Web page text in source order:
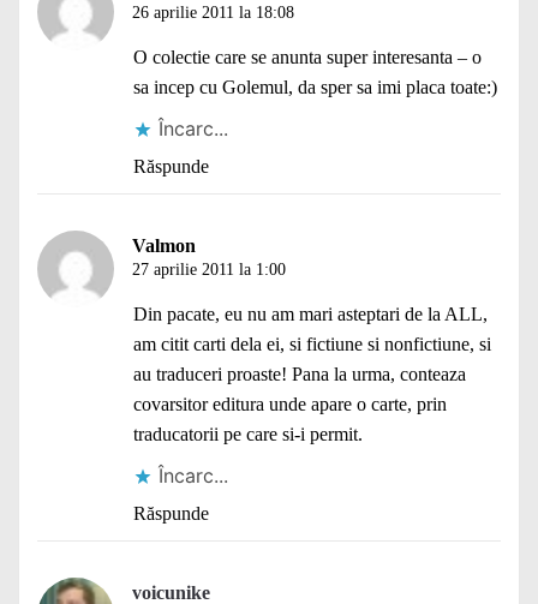
26 aprilie 2011 la 18:08
O colectie care se anunta super interesanta – o
sa incep cu Golemul, da sper sa imi placa toate:)
Încarc...
Răspunde
Valmon
27 aprilie 2011 la 1:00
Din pacate, eu nu am mari asteptari de la ALL,
am citit carti dela ei, si fictiune si nonfictiune, si
au traduceri proaste! Pana la urma, conteaza
covarsitor editura unde apare o carte, prin
traducatorii pe care si-i permit.
Încarc...
Răspunde
voicunike